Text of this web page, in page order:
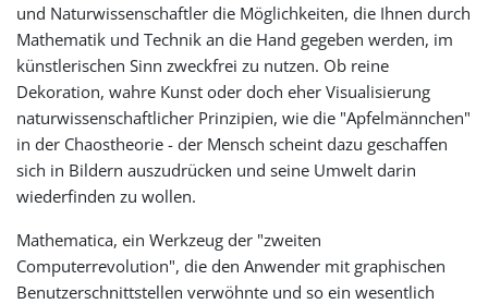
und Naturwissenschaftler die Möglichkeiten, die Ihnen durch
Mathematik und Technik an die Hand gegeben werden, im
künstlerischen Sinn zweckfrei zu nutzen. Ob reine
Dekoration, wahre Kunst oder doch eher Visualisierung
naturwissenschaftlicher Prinzipien, wie die "Apfelmännchen"
in der Chaostheorie - der Mensch scheint dazu geschaffen
sich in Bildern auszudrücken und seine Umwelt darin
wiederfinden zu wollen.
Mathematica, ein Werkzeug der "zweiten
Computerrevolution", die den Anwender mit graphischen
Benutzerschnittstellen verwöhnte und so ein wesentlich